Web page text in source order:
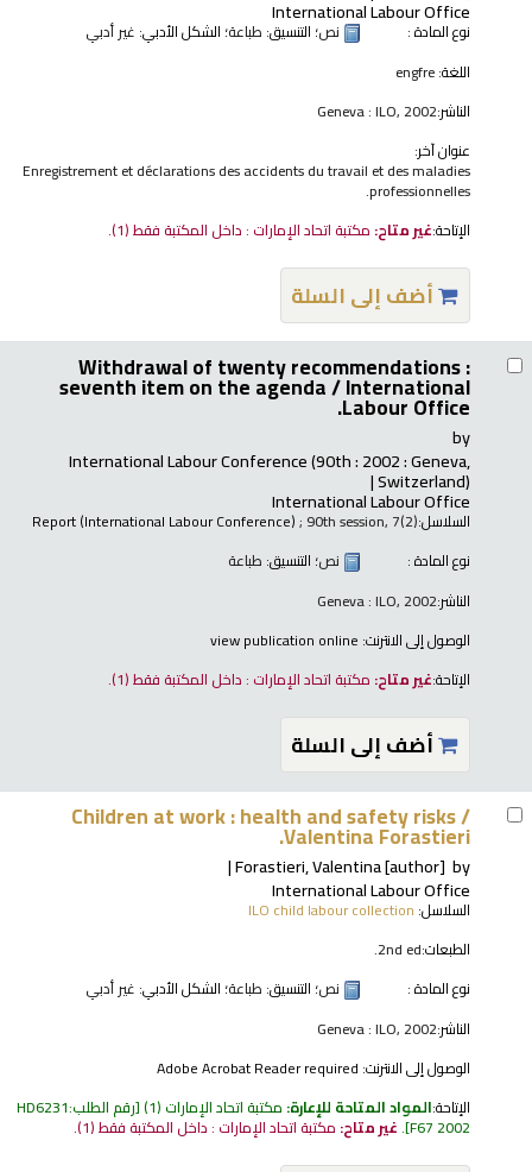
International Labour Office
نوع المادة : نص؛ التنسيق: طباعة؛ الشكل الأدبي: غير أدبي
اللغة:engfre
الناشر:Geneva : ILO, 2002
عنوان آخر:
Enregistrement et déclarations des accidents du travail et des maladies
professionnelles.
الإتاحة:غير متاح: مكتبة اتحاد الإمارات : داخل المكتبة فقط(1).
أضف إلى السلة
Withdrawal of twenty recommendations :
seventh item on the agenda /International
Labour Office.
by
International Labour Conference(90th : 2002 : Geneva,
Switzerland)
International Labour Office
السلاسل: Report (International Labour Conference); 90th session, 7(2)
نوع المادة :
نص؛ التنسيق: طباعة
الناشر:Geneva : ILO, 2002
الوصول إلى الانترنت: view publication online
الإتاحة:غير متاح: مكتبة اتحاد الإمارات : داخل المكتبة فقط(1).
أضف إلى السلة
Children at work : health and safety risks /
Valentina Forastieri.
by
Forastieri, Valentina[author]
International Labour Office
السلاسل:
الطبعات:2nd ed.
نوع المادة :
نص؛ التنسيق: طباعة؛ الشكل الأدبي: غير أدبي
الناشر:Geneva : ILO, 2002
الوصول إلى الانترنت: Adobe Acrobat Reader required
الإتاحة:المواد المتاحة للإعارة: مكتبة اتحاد الإمارات (1) رقم الطلب:HD6231
F67 2002
.غير متاح: مكتبة اتحاد الإمارات : داخل المكتبة فقط(1).